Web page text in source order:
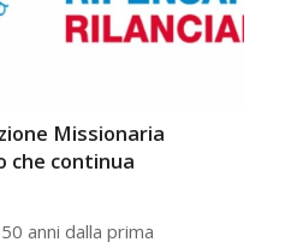
Missionaria
che continua
anni dalla prima